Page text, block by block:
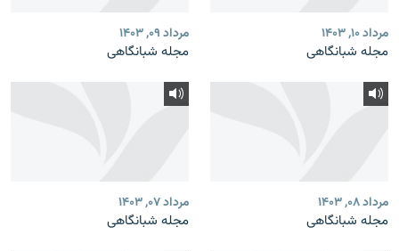
مرداد ۱۰, ۱۴۰۳
مجله شبانگاهی
مرداد ۰۹, ۱۴۰۳
مجله شبانگاهی
مرداد ۰۸, ۱۴۰۳
مجله شبانگاهی
مرداد ۰۷, ۱۴۰۳
مجله شبانگاهی